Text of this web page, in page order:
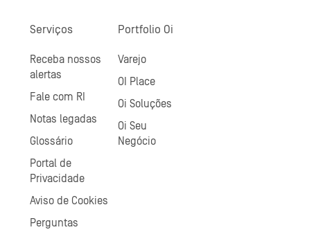
Serviços
Receba nossos
alertas
Fale com RI
Notas legadas
Glossário
Portal de
Privacidade
Aviso de Cookies
Perguntas
Portfolio Oi
Varejo
OI Place
Oi Soluções
Oi Seu
Negócio